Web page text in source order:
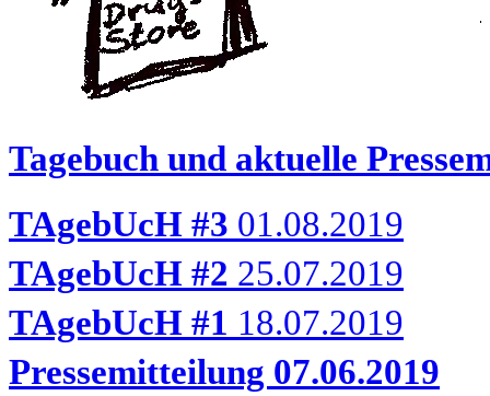
Tagebuch und aktuelle
TAgebUcH #3 01.08.2019
TAgebUcH #2 25.07.2019
TAgebUcH #1 18.07.2019
Pressemitteilung 07.06.2019